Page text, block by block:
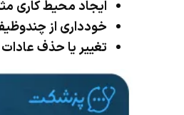
ایجاد محیط کاری
خودداری از
تغییر یا حذف